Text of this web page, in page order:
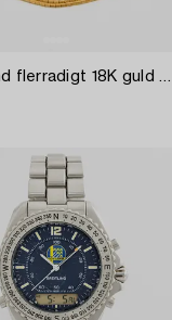
Halsband flerradigt 18K guld Venedig italien.